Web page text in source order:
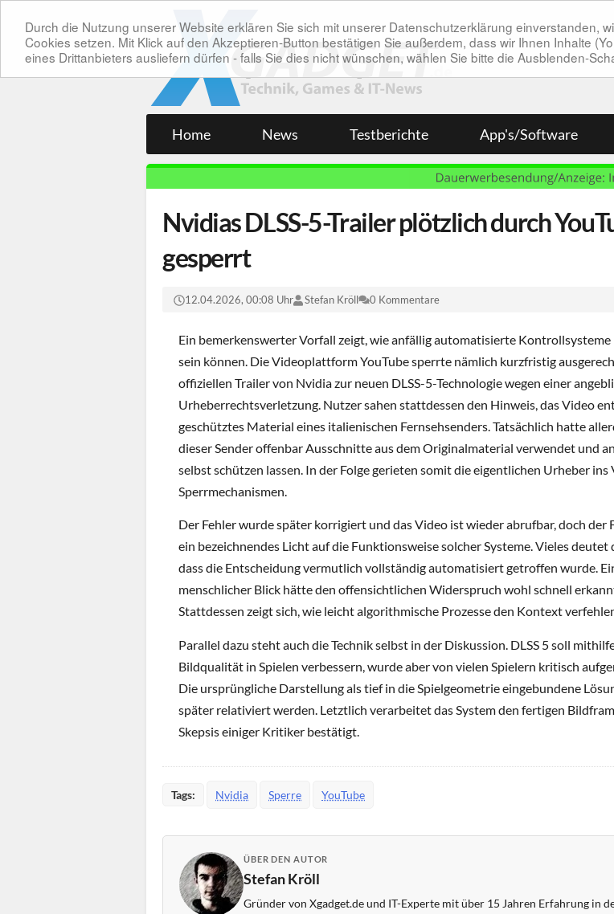
Durch die Nutzung unserer Website erklären Sie sich mit unserer Datenschutzerklärung einverstanden,
Cookies setzen. Mit Klick auf den Akzeptieren-Button bestätigen Sie außerdem, dass wir Ihnen Inhalte
eines Drittanbieters ausliefern dürfen - falls Sie dies nicht wünschen, wählen Sie bitte die Ausblenden-
Home News Testberichte App's/Software
Nvidias DLSS-5-Trailer plötzlich durch
gesperrt
12.04.2026, 00:08 Uhr Stefan Kröll 0 Kommentare
Ein bemerkenswerter Vorfall zeigt, wie anfällig automatisierte Kontrollsysteme
sein können. Die Videoplattform YouTube sperrte nämlich kurzfristig
offiziellen Trailer von Nvidia zur neuen DLSS-5-Technologie wegen einer
Urheberrechtsverletzung. Nutzer sahen stattdessen den Hinweis, das Video
geschütztes Material eines italienischen Fernsehsenders. Tatsächlich hatte
dieser Sender offenbar Ausschnitte aus dem Originalmaterial verwendet und
selbst schützen lassen. In der Folge gerieten somit die eigentlichen Urheber ins
Sperrmechanismen.
Der Fehler wurde später korrigiert und das Video ist wieder abrufbar, doch der
ein bezeichnendes Licht auf die Funktionsweise solcher Systeme. Vieles deutet
dass die Entscheidung vermutlich vollständig automatisiert getroffen wurde.
menschlicher Blick hätte den offensichtlichen Widerspruch wohl schnell
Stattdessen zeigt sich, wie leicht algorithmische Prozesse den Kontext
Parallel dazu steht auch die Technik selbst in der Diskussion. DLSS 5 soll
Bildqualität in Spielen verbessern, wurde aber von vielen Spielern kritisch
Die ursprüngliche Darstellung als tief in die Spielgeometrie eingebundene
später relativiert werden. Letztlich verarbeitet das System den fertigen
Skepsis einiger Kritiker bestätigt.
Tags: Nvidia Sperre YouTube
ÜBER DEN AUTOR
Stefan Kröll
Gründer von Xgadget.de und IT-Experte mit über 15 Jahren Erfahrung in